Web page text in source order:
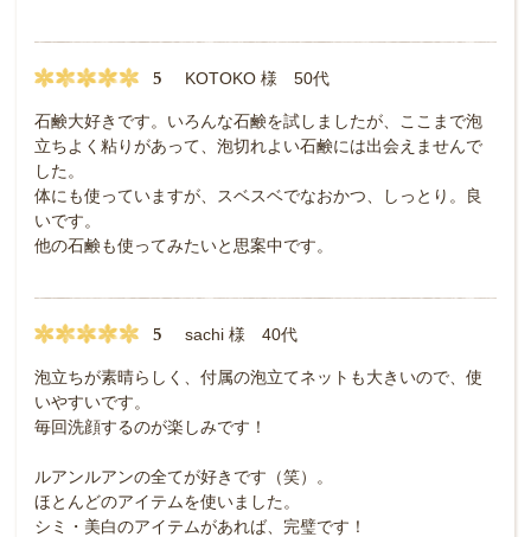
5 KOTOKO 様 50代
石鹸大好きです。いろんな石鹸を試しましたが、ここまで泡
立ちよく粘りがあって、泡切れよい石鹸には出会えませんで
した。
体にも使っていますが、スベスベでなおかつ、しっとり。良
いです。
他の石鹸も使ってみたいと思案中です。
5 sachi 様 40代
泡立ちが素晴らしく、付属の泡立てネットも大きいので、使
いやすいです。
毎回洗顔するのが楽しみです！
ルアンルアンの全てが好きです（笑）。
ほとんどのアイテムを使いました。
シミ・美白のアイテムがあれば、完璧です！